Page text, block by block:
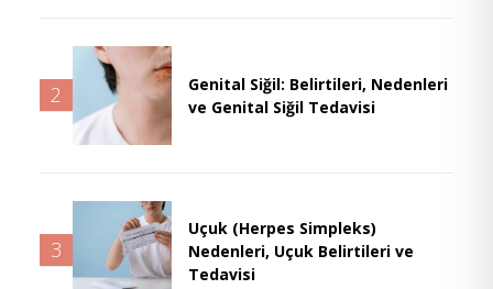
2
Genital Siğil: Belirtileri, Nedenleri
ve Genital Siğil Tedavisi
3
Uçuk (Herpes Simpleks)
Nedenleri, Uçuk Belirtileri ve
Tedavisi